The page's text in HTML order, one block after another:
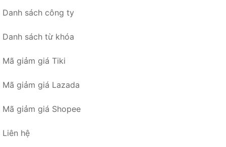
Danh sách công ty
Danh sách từ khóa
Mã giảm giá Tiki
Mã giảm giá Lazada
Mã giảm giá Shopee
Liên hệ